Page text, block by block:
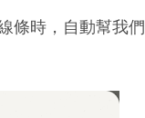
條時，自動幫我們